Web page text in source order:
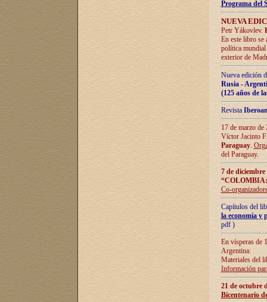
Programa del
NUEVA
Petr Yákovlev.
En este libro se
política mundial
exterior de
Nueva edición
Rusia -
(125 años de
Revista
17 de marzo
Víctor Jacinto
Paraguay.
del Paraguay.
7 de
Co-
Capítulos del
la economía y
pdf )
En vísperas de
Argentina:
Materiales del
Información
21 de octubre
Bicentenario